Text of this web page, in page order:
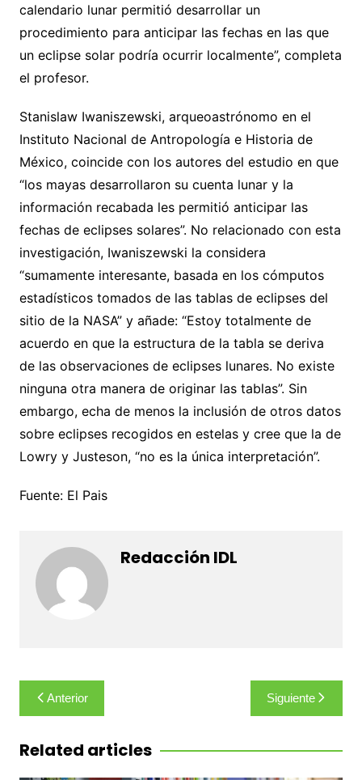
calendario lunar permitió desarrollar un
procedimiento para anticipar las fechas en las que
un eclipse solar podría ocurrir localmente”, completa
el profesor.
Stanislaw Iwaniszewski, arqueoastrónomo en el
Instituto Nacional de Antropología e Historia de
México, coincide con los autores del estudio en que
“los mayas desarrollaron su cuenta lunar y la
información recabada les permitió anticipar las
fechas de eclipses solares”. No relacionado con esta
investigación, Iwaniszewski la considera
“sumamente interesante, basada en los cómputos
estadísticos tomados de las tablas de eclipses del
sitio de la NASA” y añade: “Estoy totalmente de
acuerdo en que la estructura de la tabla se deriva
de las observaciones de eclipses lunares. No existe
ninguna otra manera de originar las tablas”. Sin
embargo, echa de menos la inclusión de otros datos
sobre eclipses recogidos en estelas y cree que la de
Lowry y Justeson, “no es la única interpretación”.
Fuente: El Pais
Redacción IDL
Navegación
de
entradas
Anterior Siguiente
Related articles